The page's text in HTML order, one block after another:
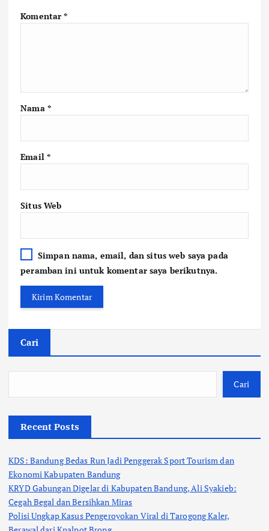
Komentar*
Nama *
Email *
Situs Web
Simpan nama, email, dan situs web saya pada
peramban ini untuk komentar saya berikutnya.
Cari
Cari
Recent Posts
KDS: Bandung Bedas Run Jadi Penggerak Sport Tourism dan
Ekonomi Kabupaten Bandung
KRYD Gabungan Digelar di Kabupaten Bandung, Ali Syakieb:
Cegah Begal dan Bersihkan Miras
Polisi Ungkap Kasus Pengeroyokan Viral di Tarogong Kaler,